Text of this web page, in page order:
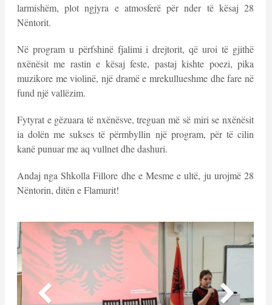
larmishëm, plot ngjyra e atmosferë për nder të kësaj 28
Nëntorit.
Në program u përfshinë fjalimi i drejtorit, që uroi të gjithë
nxënësit me rastin e kësaj feste, pastaj kishte poezi, pika
muzikore me violinë, një dramë e mrekullueshme dhe fare në
fund një vallëzim.
Fytyrat e gëzuara të nxënësve, treguan më së miri se nxënësit
ia dolën me sukses të përmbyllin një program, për të cilin
kanë punuar me aq vullnet dhe dashuri.
Andaj nga Shkolla Fillore dhe e Mesme e ultë, ju urojmë 28
Nëntorin, ditën e Flamurit!